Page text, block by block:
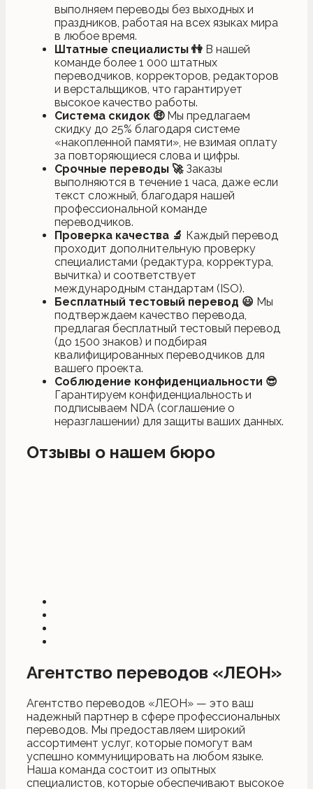
выполняем переводы без выходных и
праздников, работая на всех языках мира
в любое время.
Штатные специалисты 👫 В нашей
команде более 1 000 штатных
переводчиков, корректоров, редакторов
и верстальщиков, что гарантирует
высокое качество работы.
Система скидок 🤑Мы предлагаем
скидку до 25% благодаря системе
«накопленной памяти», не взимая оплату
за повторяющиеся слова и цифры.
Срочные переводы 🚀Заказы
выполняются в течение 1 часа, даже если
текст сложный, благодаря нашей
профессиональной команде
переводчиков.
Проверка качества 🔬 Каждый перевод
проходит дополнительную проверку
специалистами (редактура, корректура,
вычитка) и соответствует
международным стандартам (ISO).
Бесплатный тестовый перевод 😃 Мы
подтверждаем качество перевода,
предлагая бесплатный тестовый перевод
(до 1500 знаков) и подбирая
квалифицированных переводчиков для
вашего проекта.
Соблюдение конфиденциальности 😎
Гарантируем конфиденциальность и
подписываем NDA (соглашение о
неразглашении) для защиты ваших данных.
Отзывы о нашем бюро
Агентство переводов «ЛЕОН»
Агентство переводов «ЛЕОН» — это ваш
надежный партнер в сфере профессиональных
переводов. Мы предоставляем широкий
ассортимент услуг, которые помогут вам
успешно коммуницировать на любом языке.
Наша команда состоит из опытных
специалистов, которые обеспечивают высокое